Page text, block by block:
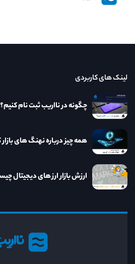
لینک های کاربردی
چگونه در نااریب ثبت نام کنیم؟
همه چیز درباره نهنگ های بازار
ارزش بازار ارز های دیجیتال